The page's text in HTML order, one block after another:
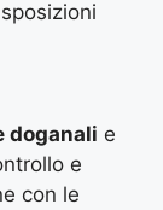
doganali e
e
con le